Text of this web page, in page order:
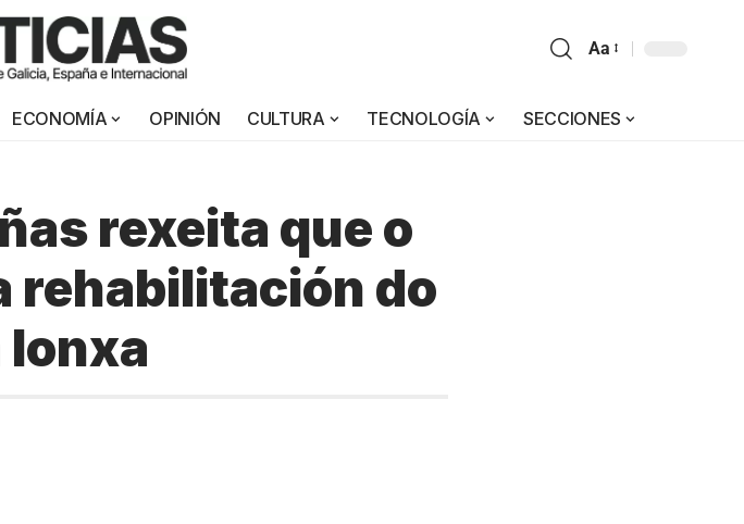
Aa
ECONOMÍA OPINIÓN CULTURA TECNOLOGÍA SECCIONES
rexeita que o
rehabilitación do